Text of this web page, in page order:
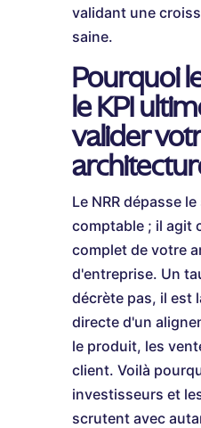
validant une
saine.
Pourquoi
le KPI
valider
Le NRR dépasse
comptable ; il agit
complet de votre
d'entreprise. Un
décrète pas, il est
directe d'un
le produit, les
client. Voilà
investisseurs et
scrutent avec